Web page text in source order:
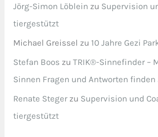
Jörg-Simon Löblein zu Supervision
tiergestützt
Michael Greissel zu 10 Jahre Gezi
Stefan Boos zuTRIK®-Sinnefinder –
Sinnen Fragen und Antworten finden
Renate Steger zu Supervision und
tiergestützt